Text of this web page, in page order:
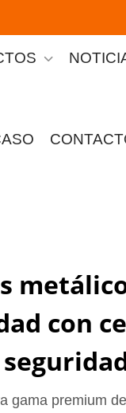
con
gama premium